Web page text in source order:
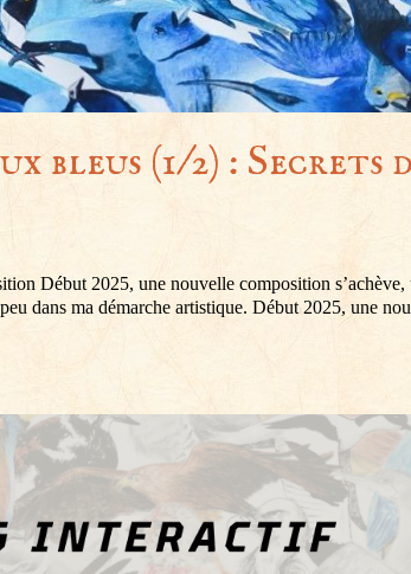
bleus (1/2) : Secrets
Début 2025, une nouvelle composition s’achève,
dans ma démarche artistique. Début 2025, une